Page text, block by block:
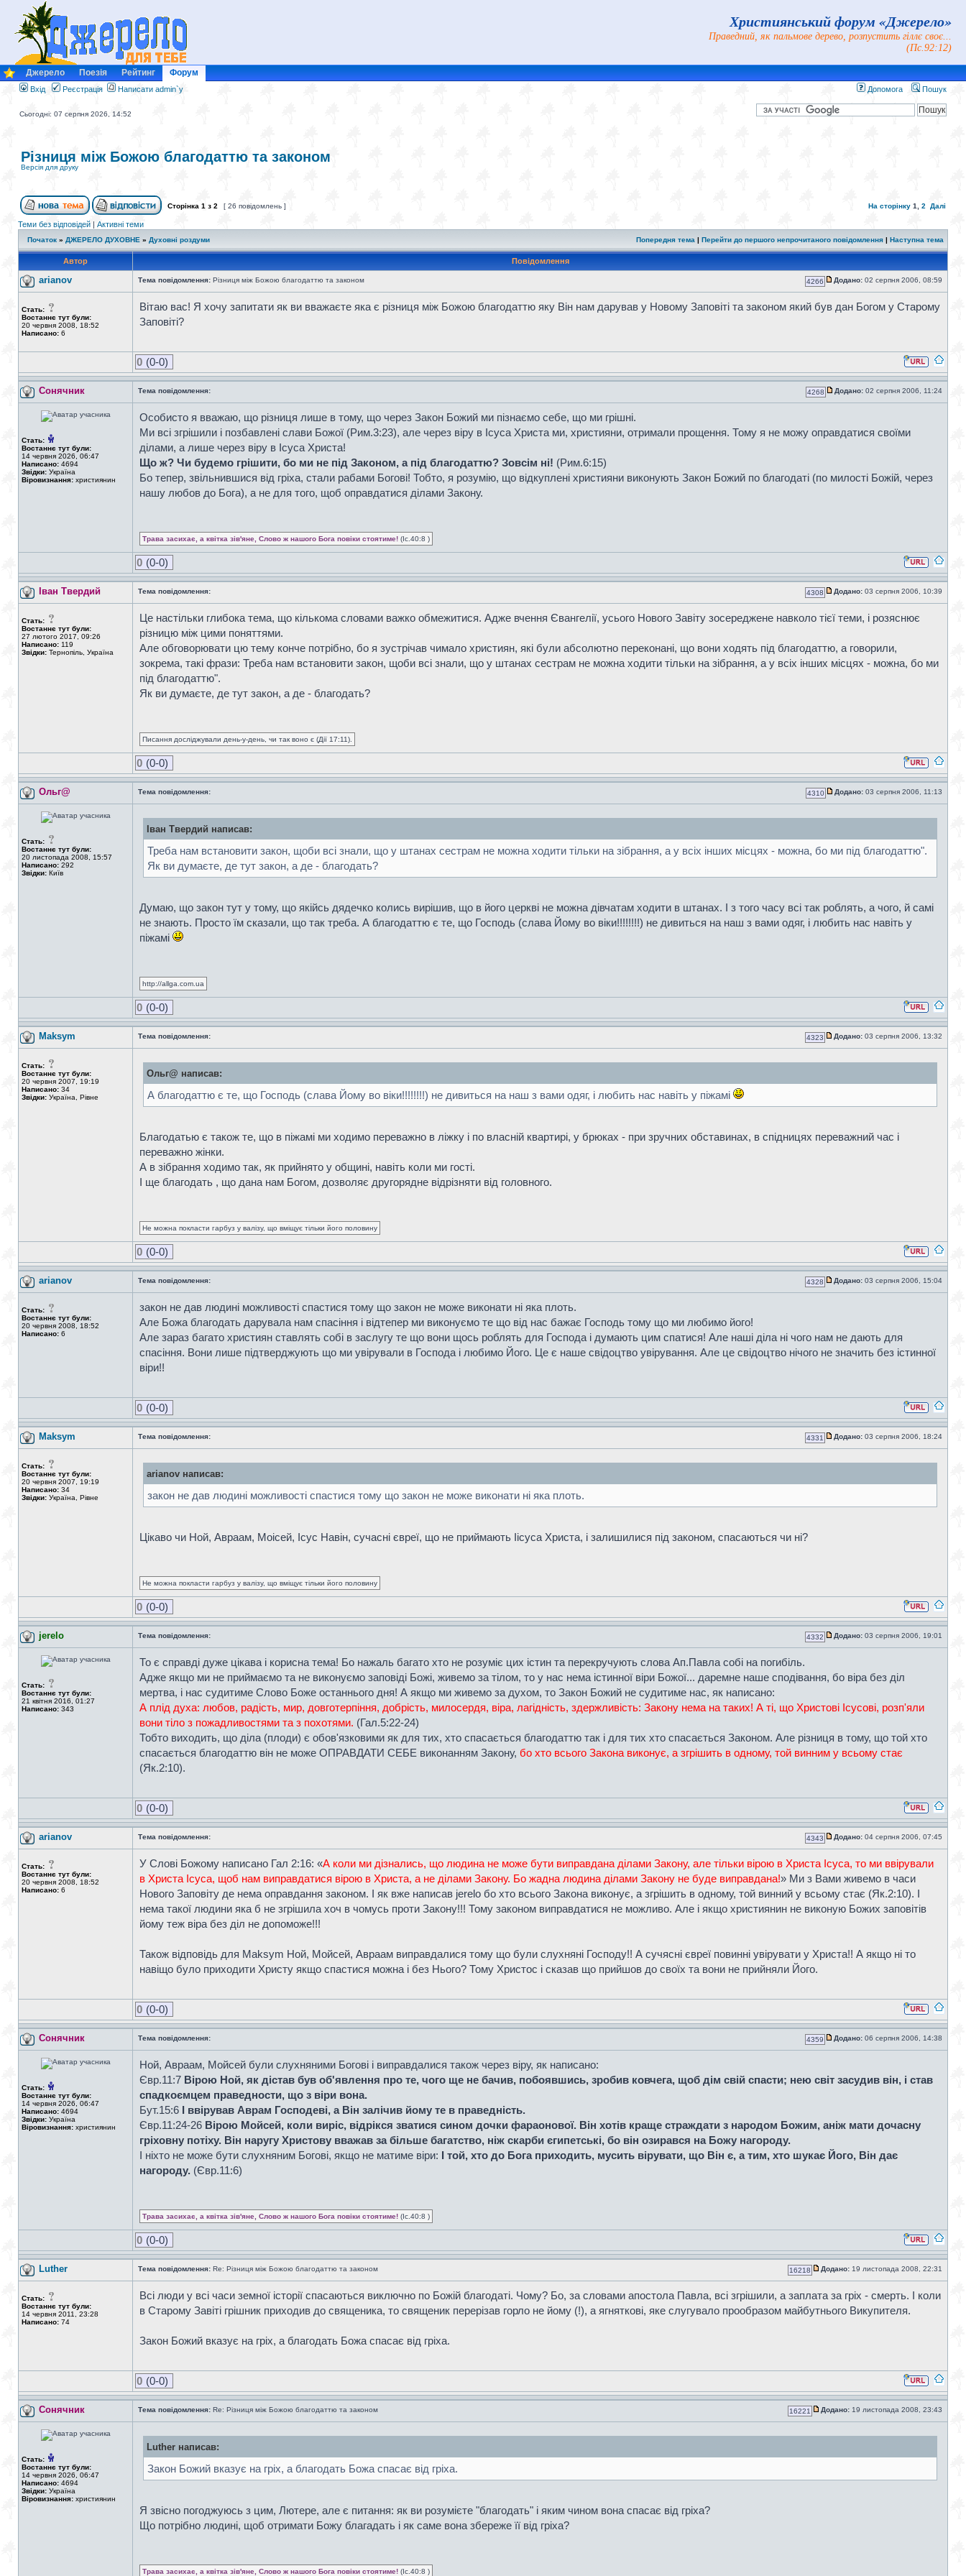
Християнський форум «Джерело»
Праведний, як пальмове дерево, розпустить гіллє своє...
(Пс.92:12)
Джерело Поезія Рейтинг Форум
Вхід Реєстрація Написати admin`у Допомога Пошук
Сьогодні: 07 серпня 2026, 14:52
Різниця між Божою благодаттю та законом
Версія для друку
Сторінка 1 з 2 [ 26 повідомлень ] На сторінку 1 2 Далі
Теми без відповідей | Активні теми
Початок » ДЖЕРЕЛО ДУХОВНЕ » Духовні роздуми Попередня тема | Перейти до першого непрочитаного повідомлення | Наступна тема
Автор Повідомлення
arianov Тема повідомлення: Різниця між Божою благодаттю та законом 4266 Додано: 02 серпня 2006, 08:59
Стать:
Востаннє тут були:
20 червня 2008, 18:52
Написано: 6
Вітаю вас! Я хочу запитати як ви вважаєте яка є різниця між Божою благодаттю яку Він нам дарував у Новому Заповіті та законом який був дан Богом у Старому
Заповіті?
0 (0-0)
Сонячник Тема повідомлення: 4268 Додано: 02 серпня 2006, 11:24
Стать:
Востаннє тут були:
14 червня 2026, 06:47
Написано: 4694
Звідки: Україна
Віровизнання: християнин
Особисто я вважаю, що різниця лише в тому, що через Закон Божий ми пізнаємо себе, що ми грішні.
Ми всі згрішили і позбавлені слави Божої (Рим.3:23), але через віру в Ісуса Христа ми, християни, отримали прощення. Тому я не можу оправдатися своїми
ділами, а лише через віру в Ісуса Христа!
Що ж? Чи будемо грішити, бо ми не під Законом, а під благодаттю? Зовсім ні! (Рим.6:15)
Бо тепер, звільнившися від гріха, стали рабами Богові! Тобто, я розумію, що відкуплені християни виконують Закон Божий по благодаті (по милості Божій, через
нашу любов до Бога), а не для того, щоб оправдатися ділами Закону.
Трава засихає, а квітка зів'яне, Слово ж нашого Бога повіки стоятиме! (Іс.40:8 )
0 (0-0)
Іван Твердий Тема повідомлення: 4308 Додано: 03 серпня 2006, 10:39
Стать:
Востаннє тут були:
27 лютого 2017, 09:26
Написано: 119
Звідки: Тернопіль, Україна
Це настільки глибока тема, що кількома словами важко обмежитися. Адже вчення Євангелії, усього Нового Завіту зосереджене навколо тієї теми, і розяснює
різницю між цими поняттями.
Але обговорювати цю тему конче потрібно, бо я зустрічав чимало християн, які були абсолютно переконані, що вони ходять під благодаттю, а говорили,
зокрема, такі фрази: Треба нам встановити закон, щоби всі знали, що у штанах сестрам не можна ходити тільки на зібрання, а у всіх інших місцях - можна, бо ми
під благодаттю".
Як ви думаєте, де тут закон, а де - благодать?
Писання досліджували день-у-день, чи так воно є (Дії 17:11).
0 (0-0)
Ольг@ Тема повідомлення: 4310 Додано: 03 серпня 2006, 11:13
Стать:
Востаннє тут були:
20 листопада 2008, 15:57
Написано: 292
Звідки: Київ
Іван Твердий написав:
Треба нам встановити закон, щоби всі знали, що у штанах сестрам не можна ходити тільки на зібрання, а у всіх інших місцях - можна, бо ми під благодаттю".
Як ви думаєте, де тут закон, а де - благодать?
Думаю, що закон тут у тому, що якійсь дядечко колись вирішив, що в його церкві не можна дівчатам ходити в штанах. І з того часу всі так роблять, а чого, й самі
не знають. Просто їм сказали, що так треба. А благодаттю є те, що Господь (слава Йому во віки!!!!!!!!) не дивиться на наш з вами одяг, і любить нас навіть у
піжамі
http://allga.com.ua
0 (0-0)
Maksym Тема повідомлення: 4323 Додано: 03 серпня 2006, 13:32
Стать:
Востаннє тут були:
20 червня 2007, 19:19
Написано: 34
Звідки: Україна, Рівне
Ольг@ написав:
А благодаттю є те, що Господь (слава Йому во віки!!!!!!!!) не дивиться на наш з вами одяг, і любить нас навіть у піжамі
Благодатью є також те, що в піжамі ми ходимо переважно в ліжку і по власній квартирі, у брюках - при зручних обставинах, в спідницях переважний час і
переважно жінки.
А в зібрання ходимо так, як прийнято у общині, навіть коли ми гості.
І ще благодать , що дана нам Богом, дозволяє другорядне відрізняти від головного.
Не можна покласти гарбуз у валізу, що вміщує тільки його половину
0 (0-0)
arianov Тема повідомлення: 4328 Додано: 03 серпня 2006, 15:04
Стать:
Востаннє тут були:
20 червня 2008, 18:52
Написано: 6
закон не дав людині можливості спастися тому що закон не може виконати ні яка плоть.
Але Божа благодать дарувала нам спасіння і відтепер ми виконуємо те що від нас бажає Господь тому що ми любимо його!
Але зараз багато християн ставлять собі в заслугу те що вони щось роблять для Господа і думають цим спатися! Але наші діла ні чого нам не дають для
спасіння. Вони лише підтверджують що ми увірували в Господа і любимо Його. Це є наше свідоцтво увірування. Але це свідоцтво нічого не значить без істинної
віри!!
0 (0-0)
Maksym Тема повідомлення: 4331 Додано: 03 серпня 2006, 18:24
Стать:
Востаннє тут були:
20 червня 2007, 19:19
Написано: 34
Звідки: Україна, Рівне
arianov написав:
закон не дав людині можливості спастися тому що закон не може виконати ні яка плоть.
Цікаво чи Ной, Авраам, Моісей, Ісус Навін, сучасні євреї, що не приймають Іісуса Христа, і залишилися під законом, спасаються чи ні?
Не можна покласти гарбуз у валізу, що вміщує тільки його половину
0 (0-0)
jerelo Тема повідомлення: 4332 Додано: 03 серпня 2006, 19:01
Стать:
Востаннє тут були:
21 квітня 2016, 01:27
Написано: 343
То є справді дуже цікава і корисна тема! Бо нажаль багато хто не розуміє цих істин та перекручують слова Ап.Павла собі на погибіль.
Адже якщо ми не приймаємо та не виконуємо заповіді Божі, живемо за тілом, то у нас нема істинної віри Божої... даремне наше сподівання, бо віра без діл
мертва, і нас судитиме Слово Боже останнього дня! А якщо ми живемо за духом, то Закон Божий не судитиме нас, як написано:
А плід духа: любов, радість, мир, довготерпіння, добрість, милосердя, віра, лагідність, здержливість: Закону нема на таких! А ті, що Христові Ісусові, розп'яли
вони тіло з пожадливостями та з похотями. (Гал.5:22-24)
Тобто виходить, що діла (плоди) є обов'язковими як для тих, хто спасається благодаттю так і для тих хто спасається Законом. Але різниця в тому, що той хто
спасається благодаттю він не може ОПРАВДАТИ СЕБЕ виконанням Закону, бо хто всього Закона виконує, а згрішить в одному, той винним у всьому стає
(Як.2:10).
0 (0-0)
arianov Тема повідомлення: 4343 Додано: 04 серпня 2006, 07:45
Стать:
Востаннє тут були:
20 червня 2008, 18:52
Написано: 6
У Слові Божому написано Гал 2:16: «А коли ми дізнались, що людина не може бути виправдана ділами Закону, але тільки вірою в Христа Ісуса, то ми ввірували
в Христа Ісуса, щоб нам виправдатися вірою в Христа, а не ділами Закону. Бо жадна людина ділами Закону не буде виправдана!» Ми з Вами живемо в часи
Нового Заповіту де нема оправдання законом. І як вже написав jerelo бо хто всього Закона виконує, а згрішить в одному, той винний у всьому стає (Як.2:10). І
нема такої людини яка б не згрішила хоч в чомусь проти Закону!!! Тому законом виправдатися не можливо. Але і якщо християнин не виконую Божих заповітів
йому теж віра без діл не допоможе!!!
Також відповідь для Maksym Ной, Мойсей, Авраам виправдалися тому що були слухняні Господу!! А сучясні євреї повинні увірувати у Христа!! А якщо ні то
навіщо було приходити Христу якщо спастися можна і без Нього? Тому Христос і сказав що прийшов до своїх та вони не прийняли Його.
0 (0-0)
Сонячник Тема повідомлення: 4359 Додано: 06 серпня 2006, 14:38
Стать:
Востаннє тут були:
14 червня 2026, 06:47
Написано: 4694
Звідки: Україна
Віровизнання: християнин
Ной, Авраам, Мойсей були слухняними Богові і виправдалися також через віру, як написано:
Євр.11:7 Вірою Ной, як дістав був об'явлення про те, чого ще не бачив, побоявшись, зробив ковчега, щоб дім свій спасти; нею світ засудив він, і став
спадкоємцем праведности, що з віри вона.
Бут.15:6 І ввірував Аврам Господеві, а Він залічив йому те в праведність.
Євр.11:24-26 Вірою Мойсей, коли виріс, відрікся зватися сином дочки фараонової. Він хотів краще страждати з народом Божим, аніж мати дочасну
гріховну потіху. Він наругу Христову вважав за більше багатство, ніж скарби єгипетські, бо він озирався на Божу нагороду.
І ніхто не може бути слухняним Богові, якщо не матиме віри: І той, хто до Бога приходить, мусить вірувати, що Він є, а тим, хто шукає Його, Він дає
нагороду. (Євр.11:6)
Трава засихає, а квітка зів'яне, Слово ж нашого Бога повіки стоятиме! (Іс.40:8 )
0 (0-0)
Luther Тема повідомлення: Re: Різниця між Божою благодаттю та законом 16218 Додано: 19 листопада 2008, 22:31
Стать:
Востаннє тут були:
14 червня 2011, 23:28
Написано: 74
Всі люди у всі часи земної історії спасаються виключно по Божій благодаті. Чому? Бо, за словами апостола Павла, всі згрішили, а заплата за гріх - смерть. І коли
в Старому Завіті грішник приходив до священика, то священик перерізав горло не йому (!), а ягняткові, яке слугувало прообразом майбутнього Викупителя.
Закон Божий вказує на гріх, а благодать Божа спасає від гріха.
0 (0-0)
Сонячник Тема повідомлення: Re: Різниця між Божою благодаттю та законом 16221 Додано: 19 листопада 2008, 23:43
Стать:
Востаннє тут були:
14 червня 2026, 06:47
Написано: 4694
Звідки: Україна
Віровизнання: християнин
Luther написав:
Закон Божий вказує на гріх, а благодать Божа спасає від гріха.
Я звісно погоджуюсь з цим, Лютере, але є питання: як ви розумієте "благодать" і яким чином вона спасає від гріха?
Що потрібно людині, щоб отримати Божу благадать і як саме вона збереже її від гріха?
Трава засихає, а квітка зів'яне, Слово ж нашого Бога повіки стоятиме! (Іс.40:8 )